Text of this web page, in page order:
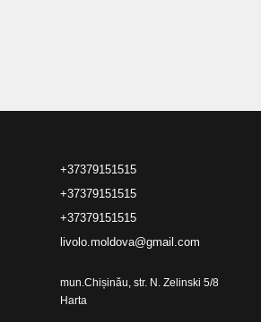
+37379151515
+37379151515
+37379151515
livolo.moldova@gmail.com
mun.Chișinău, str. N. Zelinski 5/8
Harta